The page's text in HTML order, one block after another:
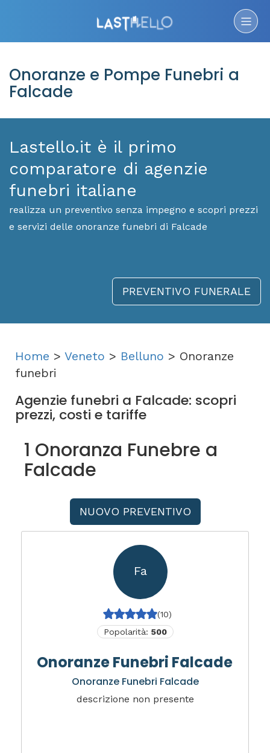
Onoranze e Pompe Funebri a
Falcade
Lastello.it è il primo
comparatore di agenzie
funebri italiane
realizza un preventivo senza impegno e scopri prezzi
e servizi delle onoranze funebri di Falcade
PREVENTIVO FUNERALE
Home > Veneto > Belluno > Onoranze
funebri
Agenzie funebri a Falcade: scopri
prezzi, costi e tariffe
1 Onoranza Funebre a
Falcade
NUOVO PREVENTIVO
Fa
(10)
Popolarità: 500
Onoranze Funebri Falcade
Onoranze Funebri Falcade
descrizione non presente